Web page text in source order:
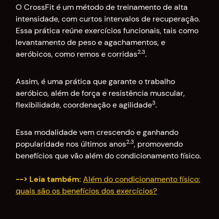
O CrossFit é um método de treinamento de alta
intensidade, com curtos intervalos de recuperação.
Essa prática reúne exercícios funcionais, tais como
levantamento de peso e agachamentos, e
aeróbicos, como remos e corridas2,3.
Assim, é uma prática que garante o trabalho
aeróbico, além de força e resistência muscular,
flexibilidade, coordenação e agilidade3.
Essa modalidade vem crescendo e ganhando
popularidade nos últimos anos2,3, promovendo
benefícios que vão além do condicionamento físico.
--> Leia também: Além do condicionamento físico:
quais são os benefícios dos exercícios?